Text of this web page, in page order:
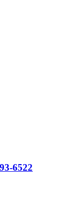
6522